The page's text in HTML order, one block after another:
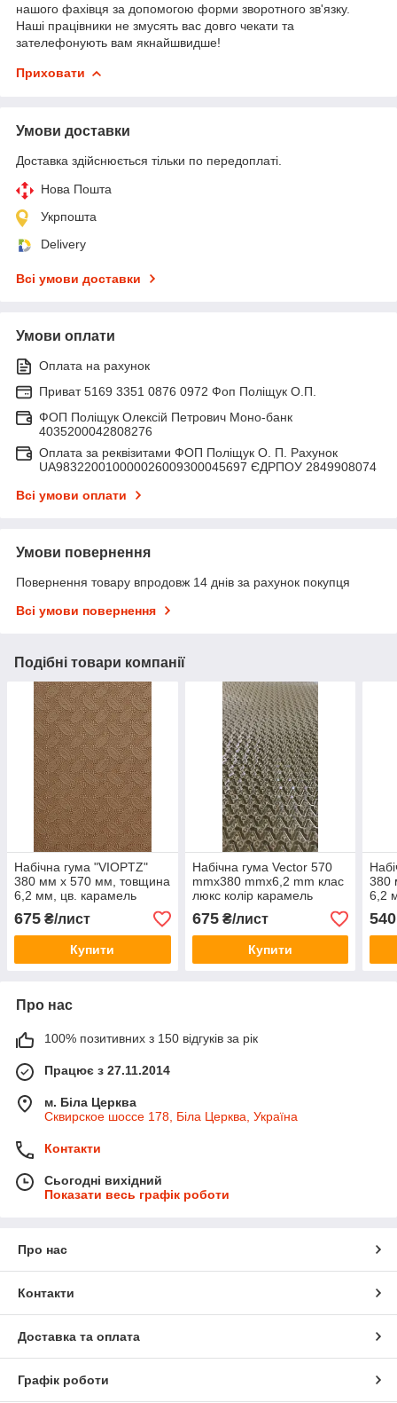
нашого фахівця за допомогою форми зворотного зв'язку.
Наші працівники не змусять вас довго чекати та
зателефонують вам якнайшвидше!
Приховати
Умови доставки
Доставка здійснюється тільки по передоплаті.
Нова Пошта
Укрпошта
Delivery
Всі умови доставки
Умови оплати
Оплата на рахунок
Приват 5169 3351 0876 0972 Фоп Поліщук О.П.
ФОП Поліщук Олексій Петрович Моно-банк
4035200042808276
Оплата за реквізитами ФОП Поліщук О. П. Рахунок
UA983220010000026009300045697 ЄДРПОУ 2849908074
Всі умови оплати
Умови повернення
Повернення товару впродовж 14 днів за рахунок покупця
Всі умови повернення
Подібні товари компанії
Набічна гума "VIOPTZ"
380 мм х 570 мм, товщина
6,2 мм, цв. карамель
675 ₴/лист
Купити
Набічна гума Vector 570
mmx380 mmx6,2 mm клас
люкс колір карамель
675₴/лист
Купити
380
6,2
540
Про нас
100% позитивних з 150 відгуків за рік
Працює з 27.11.2014
м. Біла Церква
Сквирское шоссе 178, Біла Церква, Україна
Контакти
Сьогодні вихідний
Показати весь графік роботи
Про нас
Контакти
Доставка та оплата
Графік роботи